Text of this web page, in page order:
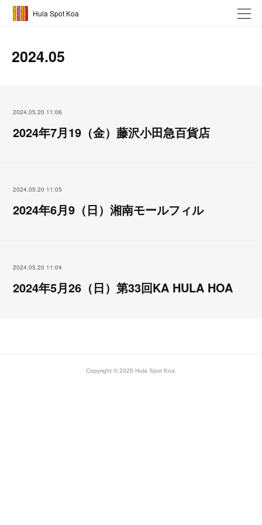
Hula Spot Koa
2024.05
2024.05.20 11:06
2024年7月19（金）藤沢小田急百貨店
2024.05.20 11:05
2024年6月9（日）湘南モールフィル
2024.05.20 11:04
2024年5月26（日）第33回KA HULA HOA
Copyright © 2026 Hula Spot Koa